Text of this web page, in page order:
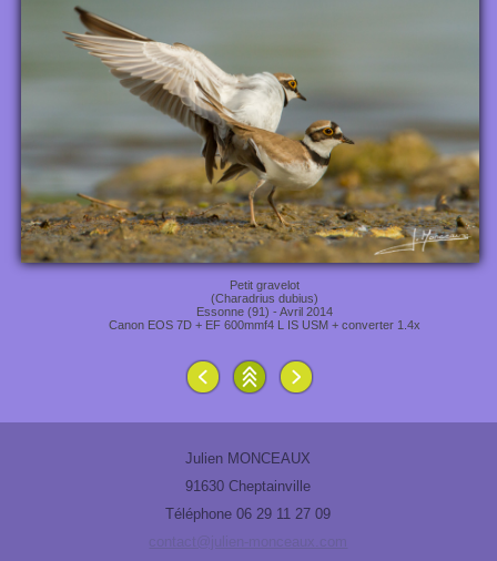
Petit gravelot
(Charadrius dubius)
Essonne (91) - Avril 2014
Canon EOS 7D + EF 600mmf4 L IS USM + converter 1.4x
Julien MONCEAUX
91630 Cheptainville
Téléphone 06 29 11 27 09
contact@julien-monceaux.com